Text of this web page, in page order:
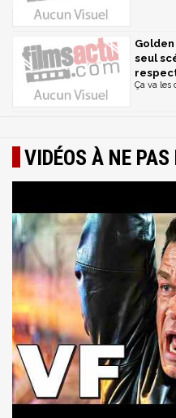
seul
Ça va les
VIDÉOS À NE